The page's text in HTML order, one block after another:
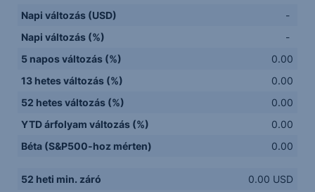
Napi változás (USD)
-
Napi változás (%)
-
5 napos változás (%)
0.00
13 hetes változás (%)
0.00
52 hetes változás (%)
0.00
YTD árfolyam változás (%)
0.00
Béta (S&P500-hoz mérten)
0.00
52 heti min. záró
0.00 USD